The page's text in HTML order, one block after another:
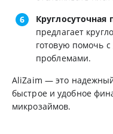
Круглосуточная
предлагает
готовую помочь
проблемами.
AliZaim — это
быстрое и удобное
микрозаймов.